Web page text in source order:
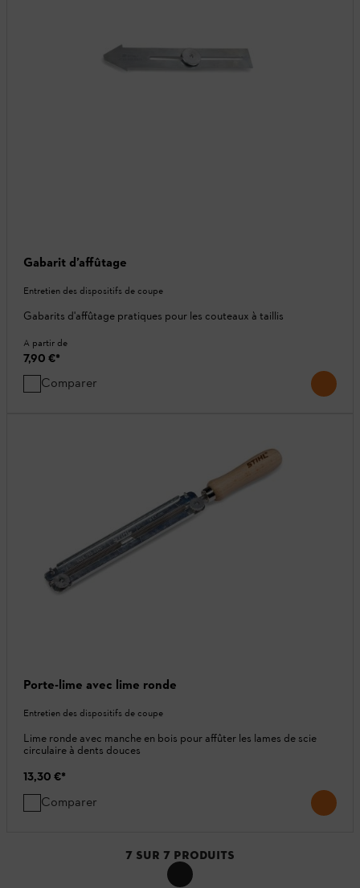
Gabarit d’affûtage
Entretien des dispositifs de coupe
Gabarits d'affûtage pratiques pour les couteaux à taillis
A partir de
7,90 €*
Comparer
Porte-lime avec lime ronde
Entretien des dispositifs de coupe
Lime ronde avec manche en bois pour affûter les lames de scie
circulaire à dents douces
13,30 €*
Comparer
7 SUR 7 PRODUITS